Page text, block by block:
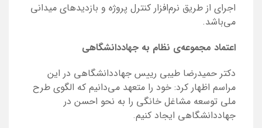
اجرای از طریق نرم‌افزار کنترل پروژه و بازدیدهای میدانی
می‌باشد.
اعتماد مجموعه‌ی نظام به جهاددانشگاهی
دکتر حمیدرضا طیبی رییس جهاددانشگاهی در این
مراسم اظهار کرد: خود را متعهد می‌دانیم که الگوی طرح
ملی توسعه مشاغل خانگی را به نحو احسن در
جهاددانشگاهی ایجاد کنیم.